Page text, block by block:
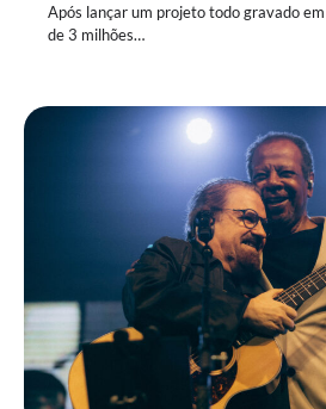
Após lançar um projeto todo gravado
de 3 milhões…